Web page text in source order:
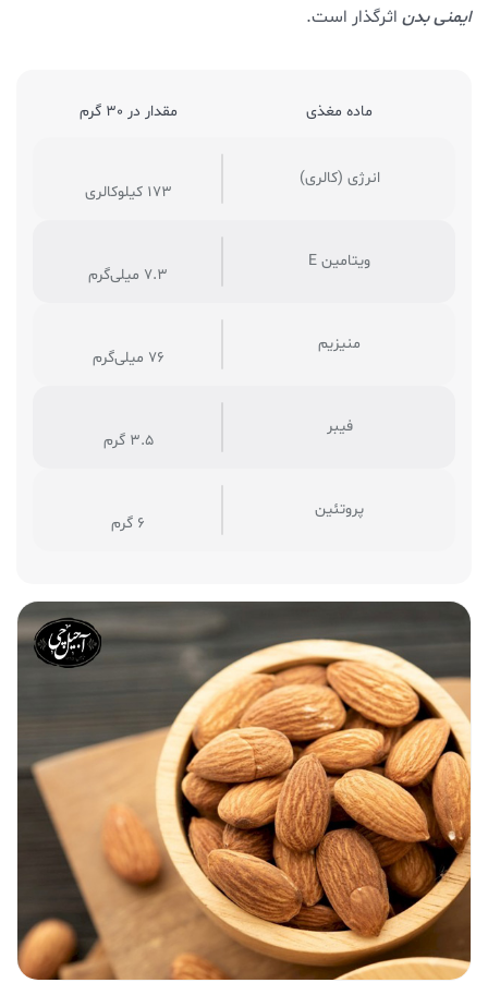
ایمنی بدن اثرگذار است.
ماده مغذی مقدار در 30 گرم
انرژی (کالری)
173 کیلوکالری
ویتامین E
7.3 میلی‌گرم
منیزیم
76 میلی‌گرم
فیبر
3.5 گرم
پروتئین
6 گرم